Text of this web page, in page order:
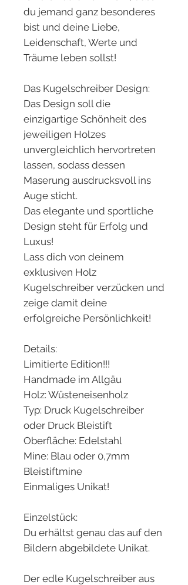
du jemand ganz besonderes
bist und deine Liebe,
Leidenschaft, Werte und
Träume leben sollst!
Das Kugelschreiber Design:
Das Design soll die
einzigartige Schönheit des
jeweiligen Holzes
unvergleichlich hervortreten
lassen, sodass dessen
Maserung ausdrucksvoll ins
Auge sticht.
Das elegante und sportliche
Design steht für Erfolg und
Luxus!
Lass dich von deinem
exklusiven Holz
Kugelschreiber verzücken und
zeige damit deine
erfolgreiche Persönlichkeit!
Details:
Limitierte Edition!!!
Handmade im Allgäu
Holz: Wüsteneisenholz
Typ: Druck Kugelschreiber
oder Druck Bleistift
Oberfläche: Edelstahl
Mine: Blau oder 0,7mm
Bleistiftmine
Einmaliges Unikat!
Einzelstück:
Du erhältst genau das auf den
Bildern abgebildete Unikat.
Der edle Kugelschreiber aus